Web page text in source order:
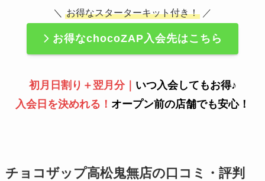
＼ お得なスターターキット付き！ ／
お得なchocoZAP入会先はこちら
初月日割り＋翌月分｜ いつ入会してもお得♪
入会日を決めれる！ オープン前の店舗でも安心！
チョコザップ高松鬼無店の口コミ・評判